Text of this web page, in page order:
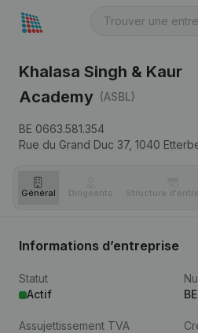
Khalasa Singh & Kaur
Academy (ASBL)
BE 0663.581.354
Rue du Grand Duc 37, 1040
Général Dirigeants Structure
Informations d’entreprise
Statut
Actif
Assujettissement TVA